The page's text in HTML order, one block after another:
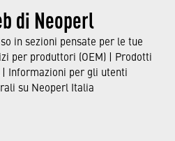
di Neoperl
in sezioni pensate per le tue
per produttori (OEM) | Prodotti
Informazioni per gli utenti
su Neoperl Italia
e le approvazioni a cui